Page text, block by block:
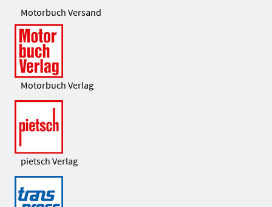
Motorbuch Versand
Motorbuch Verlag
pietsch Verlag